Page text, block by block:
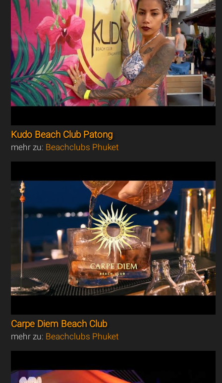
Kudo Beach Club Patong
mehr zu: Beachclubs Phuket
Carpe Diem Beach Club
mehr zu: Beachclubs Phuket